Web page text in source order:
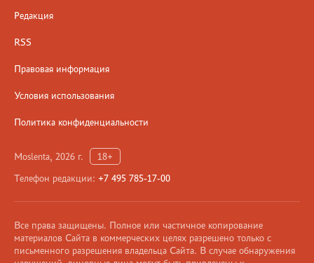
Редакция
RSS
Правовая информация
Условия использования
Политика конфиденциальности
Moslenta, 2026 г.
18+
Телефон редакции: +7 495 785-17-00
Все права защищены. Полное или частичное копирование
материалов Сайта в коммерческих целях разрешено только с
письменного разрешения владельца Сайта. В случае обнаружения